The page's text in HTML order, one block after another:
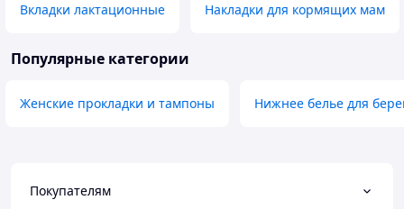
Вкладки лактационные Накладки для кормящих мам
Популярные категории
Женские прокладки и тампоны Нижнее белье для
Покупателям